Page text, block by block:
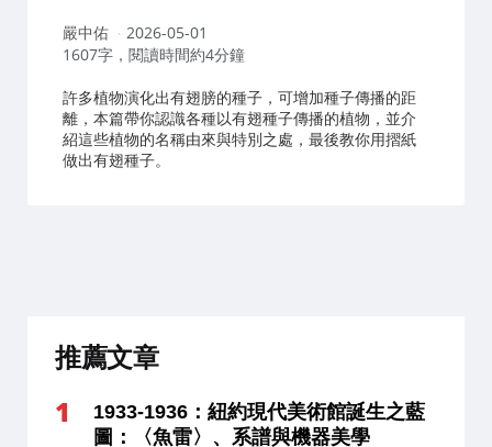
作
者：
嚴中佑
2026-05-01
1607字，閱讀時間約4分鐘
許多植物演化出有翅膀的種子，可增加種子傳播的距
離，本篇帶你認識各種以有翅種子傳播的植物，並介
紹這些植物的名稱由來與特別之處，最後教你用摺紙
做出有翅種子。
推薦文章
1933-1936：紐約現代美術館誕生之藍
圖：〈魚雷〉、系譜與機器美學